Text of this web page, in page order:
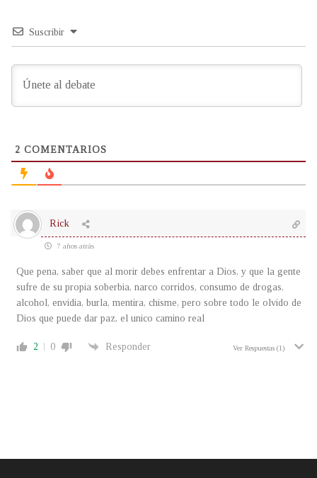
Suscribir
2 COMENTARIOS
Rick
7 años atrás
Que pena, saber que al morir debes enfrentar a Dios, y que la gente
sufre de su propia soberbia, narco corridos, consumo de drogas,
alcohol, envidia, burla, mentira, chisme, pero sobre todo le olvido de
Dios que puede dar paz, el unico camino real
2 0 Responder Ver Respuestas (1)